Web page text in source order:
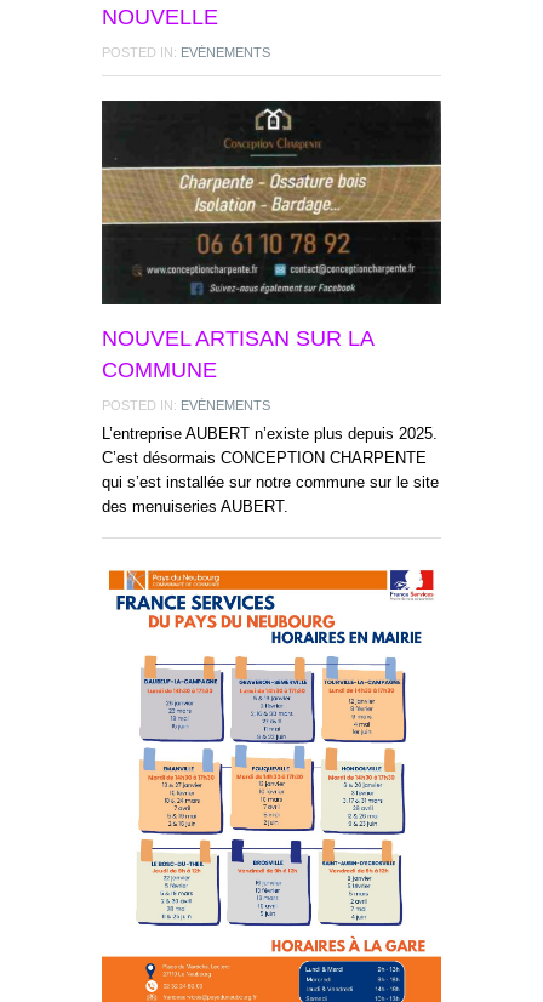
NOUVELLE
POSTED IN: EVÉNEMENTS
NOUVEL ARTISAN SUR LA
COMMUNE
POSTED IN: EVÉNEMENTS
L’entreprise AUBERT n’existe plus depuis 2025.
C’est désormais CONCEPTION CHARPENTE
qui s’est installée sur notre commune sur le site
des menuiseries AUBERT.